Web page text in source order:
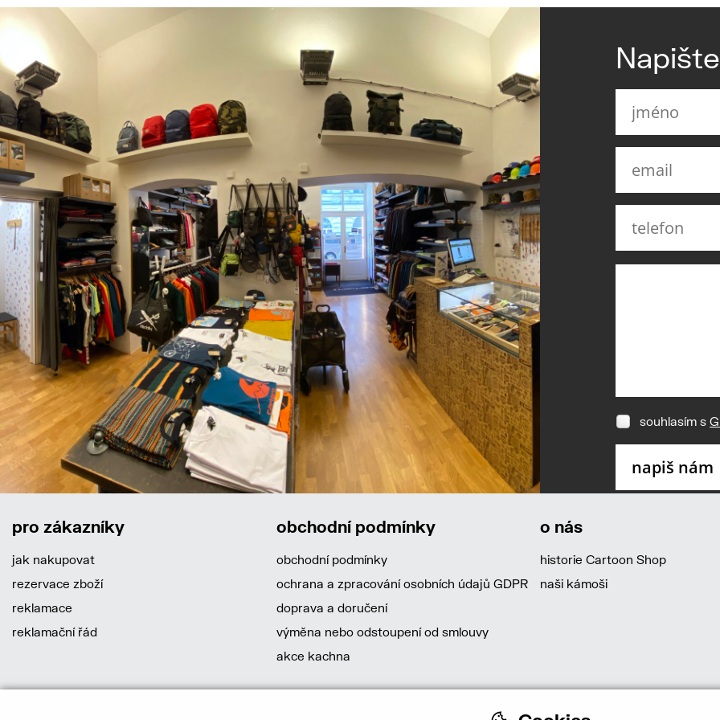
souhlasím s
pro zákazníky
jak nakupovat
rezervace zboží
reklamace
reklamační řád
obchodní podmínky
obchodní podmínky
ochrana a zpracování osobních údajů GDPR
doprava a doručení
výměna nebo odstoupení od smlouvy
akce kachna
o nás
historie Cartoon Shop
naši kámoši